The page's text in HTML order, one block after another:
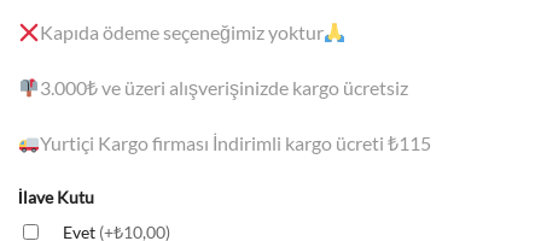
Kapıda ödeme seçeneğimiz yoktur
3.000₺ve üzeri alışverişinizde kargo ücretsiz
Yurtiçi Kargo firması İndirimli kargo ücreti ₺115
İlave Kutu
Evet (+₺10,00)